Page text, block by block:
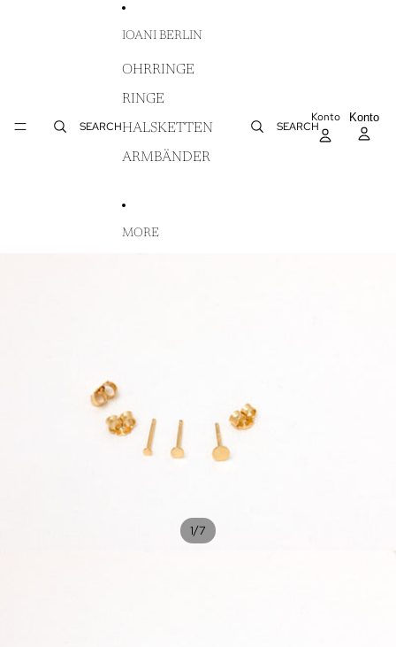
SEARCH
IOANI BERLIN
OHRRINGE
RINGE
HALSKETTEN
ARMBÄNDER
MORE
SEARCH
Konto Konto
1/7